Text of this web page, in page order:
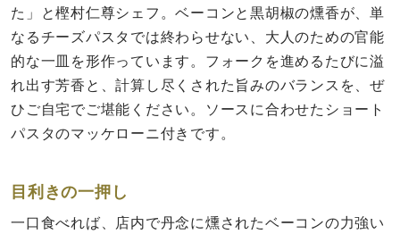
た」と樫村仁尊シェフ。ベーコンと黒胡椒の燻香が、単
なるチーズパスタでは終わらせない、大人のための官能
的な一皿を形作っています。フォークを進めるたびに溢
れ出す芳香と、計算し尽くされた旨みのバランスを、ぜ
ひご自宅でご堪能ください。ソースに合わせたショート
パスタのマッケローニ付きです。
目利きの一押し
一口食べれば、店内で丹念に燻されたベーコンの力強い